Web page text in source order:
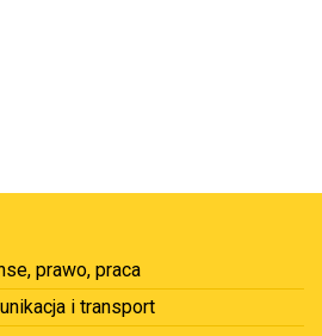
prawo, praca
i transport